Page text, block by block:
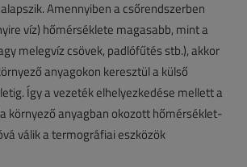
Amennyiben a csőrendszerben
víz) hőmérséklete magasabb, mint a
melegvíz csövek, padlófűtés stb.), akkor
anyagokon keresztül a külső
Így a vezeték elhelyezkedése mellett a
környező anyagban okozott hőmérséklet-
válik a termográfiai eszközök